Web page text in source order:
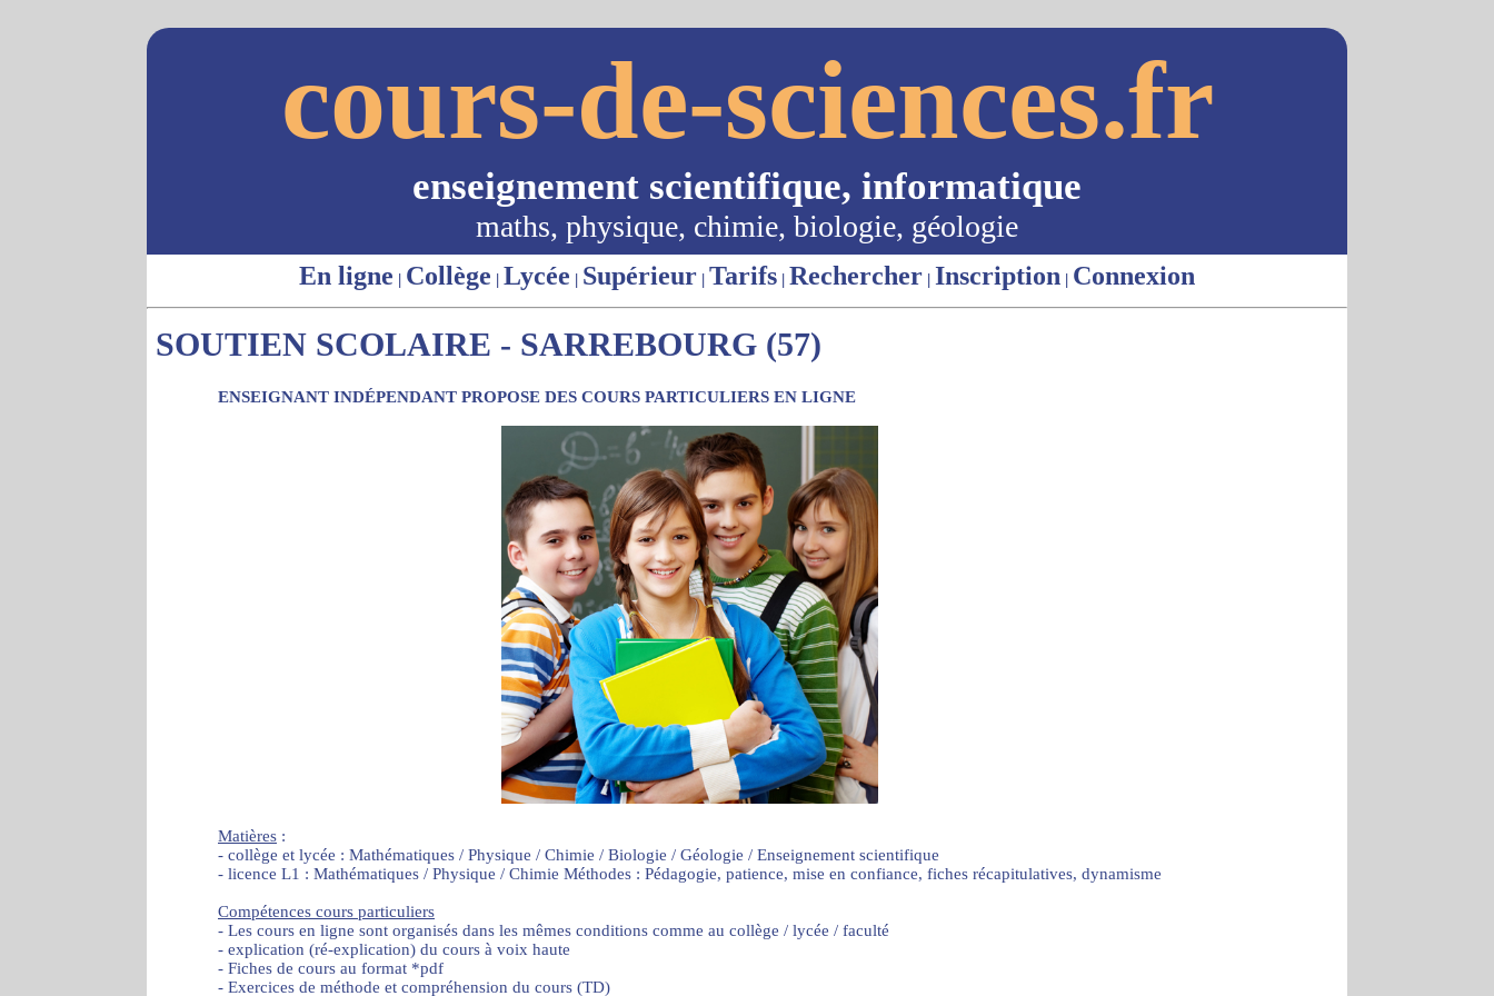
cours-de-sciences.fr
enseignement scientifique, informatique
maths, physique, chimie, biologie, géologie
En ligne | Collège | Lycée | Supérieur | Tarifs | Rechercher | Inscription | Connexion
SOUTIEN SCOLAIRE - SARREBOURG (57)
ENSEIGNANT INDÉPENDANT PROPOSE DES COURS PARTICULIERS EN LIGNE
Matières :
- collège et lycée : Mathématiques / Physique / Chimie / Biologie / Géologie / Enseignement scientifique
- licence L1 : Mathématiques / Physique / Chimie Méthodes : Pédagogie, patience, mise en confiance, fiches récapitulatives, dynamisme
Compétences cours particuliers
- Les cours en ligne sont organisés dans les mêmes conditions comme au collège / lycée / faculté
- explication (ré-explication) du cours à voix haute
- Fiches de cours au format *pdf
- Exercices de méthode et compréhension du cours (TD)